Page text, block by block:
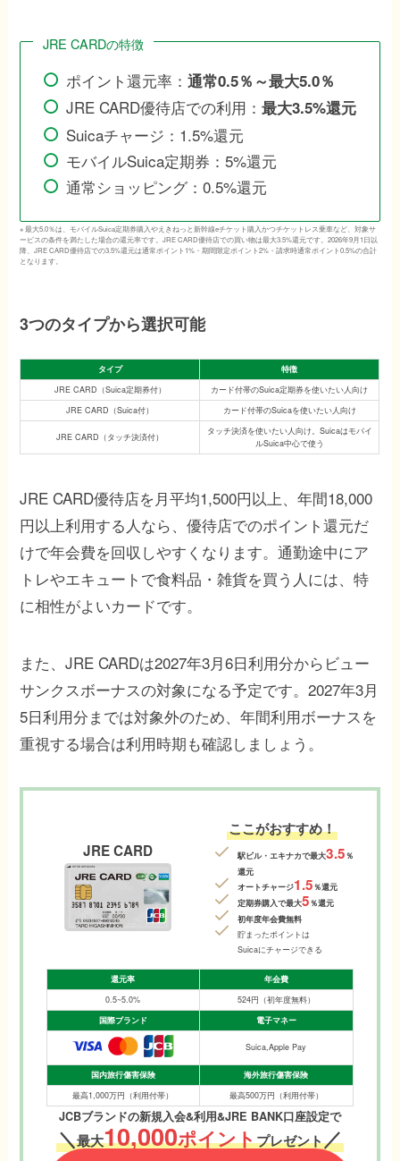
JRE CARDの特徴
ポイント還元率：通常0.5％～最大5.0％
JRE CARD優待店での利用：最大3.5%還元
Suicaチャージ：1.5%還元
モバイルSuica定期券：5%還元
通常ショッピング：0.5%還元
※ 最大5.0％は、モバイルSuica定期券購入やえきねっと新幹線eチケット購入かつチケットレス乗車など、対象サ
ービスの条件を満たした場合の還元率です。JRE CARD優待店での買い物は最大3.5%還元です。2026年9月1日以
降、JRE CARD優待店での3.5%還元は通常ポイント1%・期間限定ポイント2%・請求時通常ポイント0.5%の合計
となります。
3つのタイプから選択可能
タイプ
特徴
JRE CARD（Suica定期券付）
カード付帯のSuica定期券を使いたい人向け
JRE CARD（Suica付）
カード付帯のSuicaを使いたい人向け
JRE CARD（タッチ決済付）
タッチ決済を使いたい人向け。Suicaはモバイ
ルSuica中心で使う
JRE CARD優待店を月平均1,500円以上、年間18,000
円以上利用する人なら、優待店でのポイント還元だ
けで年会費を回収しやすくなります。通勤途中にア
トレやエキュートで食料品・雑貨を買う人には、特
に相性がよいカードです。
また、JRE CARDは2027年3月6日利用分からビュー
サンクスボーナスの対象になる予定です。2027年3月
5日利用分までは対象外のため、年間利用ボーナスを
重視する場合は利用時期も確認しましょう。
JRE CARD
ここがおすすめ！
駅ビル・エキナカで最大3.5％
還元
オートチャージ1.5％還元
定期券購入で最大5％還元
初年度年会費無料
貯まったポイントは
Suicaにチャージできる
還元率
年会費
0.5~5.0%
524円（初年度無料）
国際ブランド
電子マネー
Suica,Apple Pay
国内旅行傷害保険
海外旅行傷害保険
最高1,000万円（利用付帯）
最高500万円（利用付帯）
JCBブランドの新規入会&利用&JRE BANK口座設定で
＼最大10,000ポイントプレゼント／